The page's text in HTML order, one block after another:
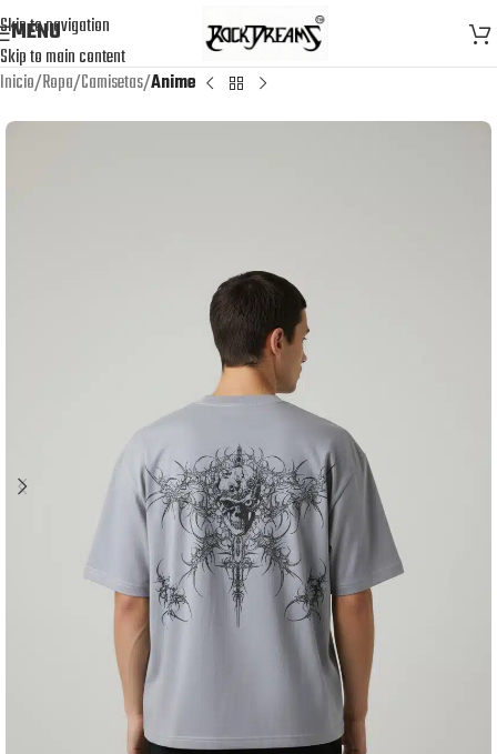
Skip to navigation
Skip to main content
MENU
Inicio Ropa Camisetas Anime